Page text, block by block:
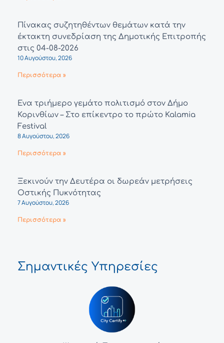
Πίνακας συζητηθέντων θεμάτων κατά την
έκτακτη συνεδρίαση της Δημοτικής Επιτροπής
στις 04-08-2026
10 Αυγούστου, 2026
Περισσότερα »
Ένα τριήμερο γεμάτο πολιτισμό στον Δήμο
Κορινθίων – Στο επίκεντρο το πρώτο Kalamia
Festival
8 Αυγούστου, 2026
Περισσότερα »
Ξεκινούν την Δευτέρα οι δωρεάν μετρήσεις
Οστικής Πυκνότητας
7 Αυγούστου, 2026
Περισσότερα »
Σημαντικές Υπηρεσίες